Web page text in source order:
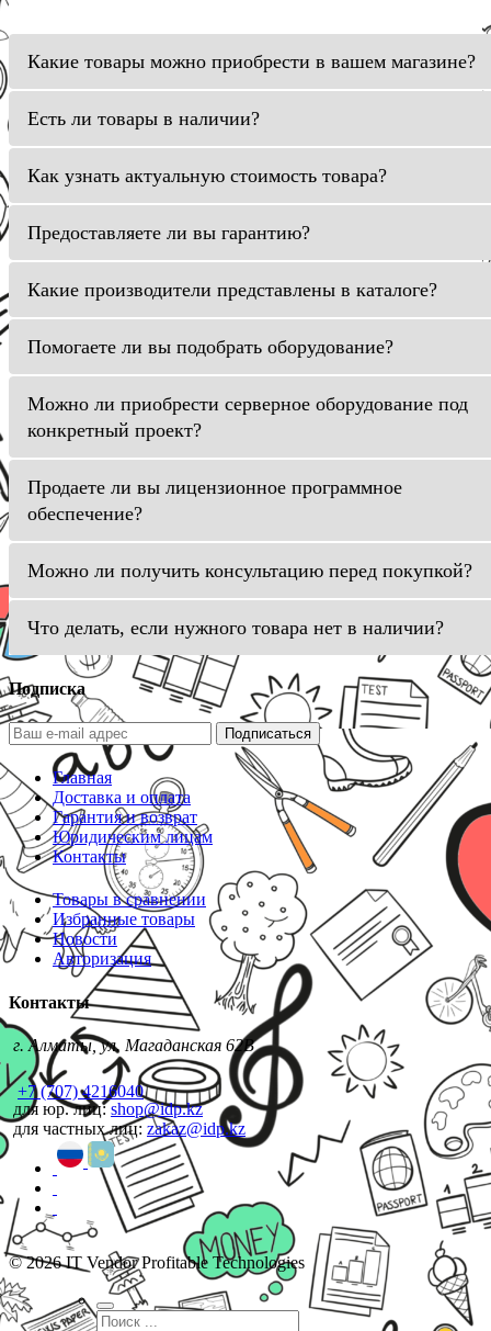
Какие товары можно приобрести в вашем магазине?
Есть ли товары в наличии?
Как узнать актуальную стоимость товара?
Предоставляете ли вы гарантию?
Какие производители представлены в каталоге?
Помогаете ли вы подобрать оборудование?
Можно ли приобрести серверное оборудование под
конкретный проект?
Продаете ли вы лицензионное программное
обеспечение?
Можно ли получить консультацию перед покупкой?
Что делать, если нужного товара нет в наличии?
Подписка
Подписаться
Главная
Доставка и оплата
Гарантия и возврат
Юридическим лицам
Контакты
Товары в сравнении
Избранные товары
Новости
Авторизация
Контакты
г. Алматы, ул. Магаданская 62В
+7 (707) 4216040
для юр. лиц:shop@idp.kz
для частных лиц: zakaz@idp.kz
© 2026 IT Vendor Profitable Technologies